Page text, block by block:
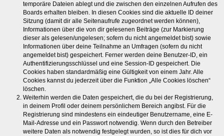
temporäre Dateien ablegt und die zwischen den einzelnen Aufrufen des
Boards erhalten bleiben. In diesen Cookies sind die aktuelle ID deiner
Sitzung (damit dir alle Seitenaufrufe zugeordnet werden können),
Informationen über die von dir gelesenen Beiträge (zur Markierung
dieser als gelesen/ungelesen; sofern du nicht angemeldet bist) sowie
Informationen über deine Teilnahme an Umfragen (sofern du nicht
angemeldet bist) gespeichert. Ferner werden deine Benutzer-ID, ein
Authentifizierungsschlüssel und eine Session-ID gespeichert. Die
Cookies haben standardmäßig eine Gültigkeit von einem Jahr. Alle
Cookies kannst du jederzeit über die Funktion „Alle Cookies löschen“
löschen.
Weiterhin werden die Daten gespeichert, die du bei der Registrierung,
in deinem Profil oder deinem persönlichem Bereich angibst. Für die
Registrierung sind mindestens ein eindeutiger Benutzername, eine E-
Mail-Adresse und ein Passwort notwendig. Wenn durch den Betreiber
weitere Daten als notwendig festgelegt wurden, so ist dies für dich vor